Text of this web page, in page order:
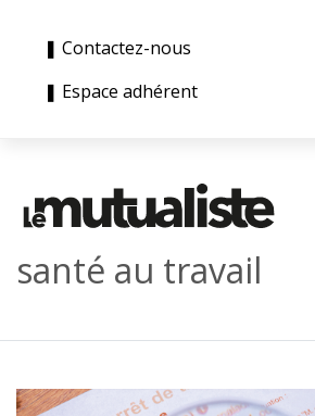
❚ Contactez-nous
❚ Espace adhérent
santé au travail